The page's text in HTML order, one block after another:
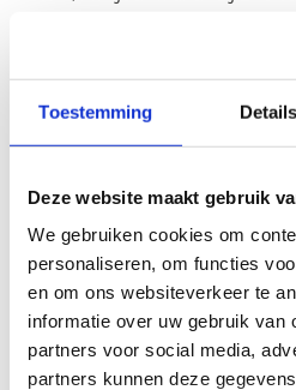
Toestemming Details
Deze website maakt gebruik
We gebruiken cookies om
personaliseren, om functies
en om ons websiteverkeer te
informatie over uw gebruik van
partners voor social media,
partners kunnen deze
Impact beperking
kan inhouden en welke
de ruimte gebruikt wordt.
Je krijgt de belangrijkste
doelgroepen mee. Die geven
doelgroepen nodig hebben,
volledig.